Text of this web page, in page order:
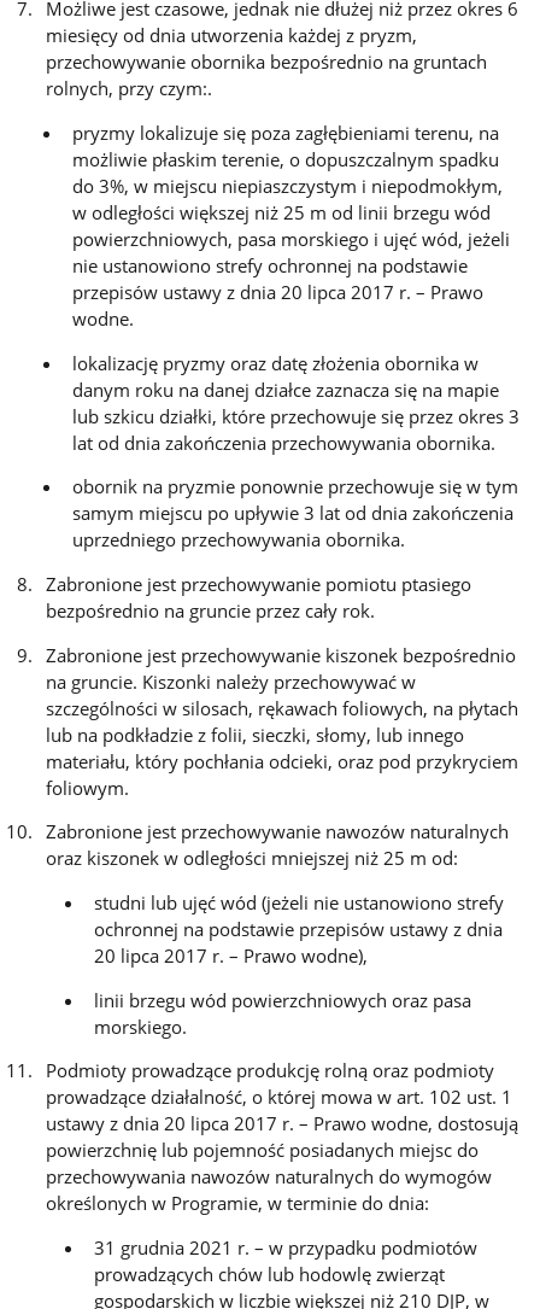
Możliwe jest czasowe, jednak nie dłużej niż przez okres 6
miesięcy od dnia utworzenia każdej z pryzm,
przechowywanie obornika bezpośrednio na gruntach
rolnych, przy czym:.
pryzmy lokalizuje się poza zagłębieniami terenu, na
możliwie płaskim terenie, o dopuszczalnym spadku
do 3%, w miejscu niepiaszczystym i niepodmokłym,
w odległości większej niż 25 m od linii brzegu wód
powierzchniowych, pasa morskiego i ujęć wód, jeżeli
nie ustanowiono strefy ochronnej na podstawie
przepisów ustawy z dnia 20 lipca 2017 r. – Prawo
wodne.
lokalizację pryzmy oraz datę złożenia obornika w
danym roku na danej działce zaznacza się na mapie
lub szkicu działki, które przechowuje się przez okres 3
lat od dnia zakończenia przechowywania obornika.
obornik na pryzmie ponownie przechowuje się w tym
samym miejscu po upływie 3 lat od dnia zakończenia
uprzedniego przechowywania obornika.
Zabronione jest przechowywanie pomiotu ptasiego
bezpośrednio na gruncie przez cały rok.
Zabronione jest przechowywanie kiszonek bezpośrednio
na gruncie. Kiszonki należy przechowywać w
szczególności w silosach, rękawach foliowych, na płytach
lub na podkładzie z folii, sieczki, słomy, lub innego
materiału, który pochłania odcieki, oraz pod przykryciem
foliowym.
Zabronione jest przechowywanie nawozów naturalnych
oraz kiszonek w odległości mniejszej niż 25 m od:
studni lub ujęć wód (jeżeli nie ustanowiono strefy
ochronnej na podstawie przepisów ustawy z dnia
20 lipca 2017 r. – Prawo wodne),
linii brzegu wód powierzchniowych oraz pasa
morskiego.
Podmioty prowadzące produkcję rolną oraz podmioty
prowadzące działalność, o której mowa w art. 102 ust. 1
ustawy z dnia 20 lipca 2017 r. – Prawo wodne, dostosują
powierzchnię lub pojemność posiadanych miejsc do
przechowywania nawozów naturalnych do wymogów
określonych w Programie, w terminie do dnia:
31 grudnia 2021 r. – w przypadku podmiotów
prowadzących chów lub hodowlę zwierząt
gospodarskich w liczbie większej niż 210 DJP, w